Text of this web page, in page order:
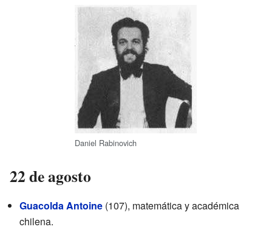
Daniel Rabinovich
22 de agosto
Guacolda Antoine (107), matemática y académica
chilena.